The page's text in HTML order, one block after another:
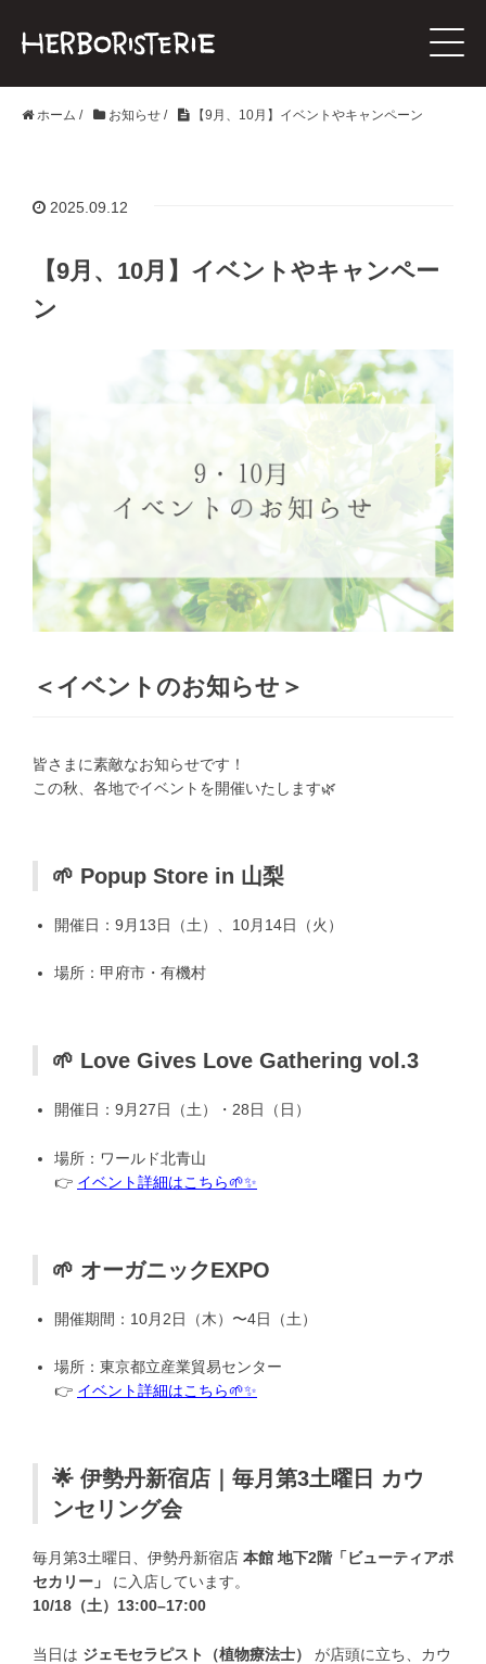
ホーム / お知らせ / 【9月、10月】イベントやキャンペーン
2025.09.12
【9月、10月】イベントやキャンペー
ン
＜イベントのお知らせ＞
皆さまに素敵なお知らせです！
この秋、各地でイベントを開催いたします🌿
🌱 Popup Store in 山梨
開催日：9月13日（土）、10月14日（火）
場所：甲府市・有機村
🌱 Love Gives Love Gathering vol.3
開催日：9月27日（土）・28日（日）
場所：ワールド北青山
👉 イベント詳細はこちら🌱✨
🌱 オーガニックEXPO
開催期間：10月2日（木）〜4日（土）
場所：東京都立産業貿易センター
👉 イベント詳細はこちら🌱✨
🌟 伊勢丹新宿店｜毎月第3土曜日 カウ
ンセリング会
毎月第3土曜日、伊勢丹新宿店 本館 地下2階「ビューティアポ
セカリー」
に入店しています。
10/18（土）13:00–17:00
当日は ジェモセラピスト（植物療法士）
が店頭に立ち、カウ